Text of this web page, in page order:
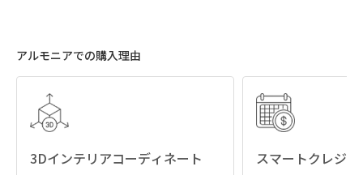
アルモニアでの購入理由
3Dインテリアコーディネート スマートクレジ